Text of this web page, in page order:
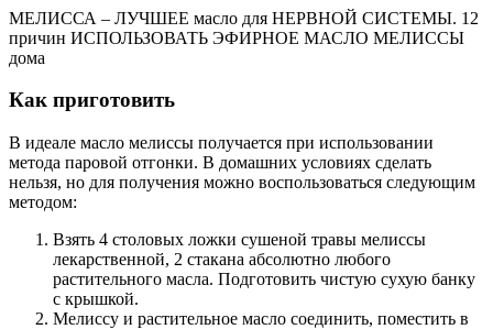
МЕЛИССА – ЛУЧШЕЕ масло для НЕРВНОЙ СИСТЕМЫ. 12
причин ИСПОЛЬЗОВАТЬ ЭФИРНОЕ МАСЛО МЕЛИССЫ
дома
Как приготовить
В идеале масло мелиссы получается при использовании
метода паровой отгонки. В домашних условиях сделать
нельзя, но для получения можно воспользоваться следующим
методом:
Взять 4 столовых ложки сушеной травы мелиссы
лекарственной, 2 стакана абсолютно любого
растительного масла. Подготовить чистую сухую банку
с крышкой.
Мелиссу и растительное масло соединить, поместить в